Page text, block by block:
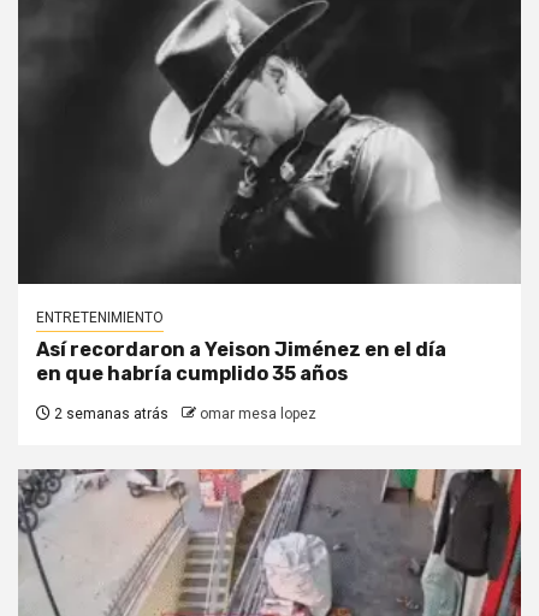
ENTRETENIMIENTO
Así recordaron a Yeison Jiménez en el día
en que habría cumplido 35 años
2 semanas atrás omar mesa lopez